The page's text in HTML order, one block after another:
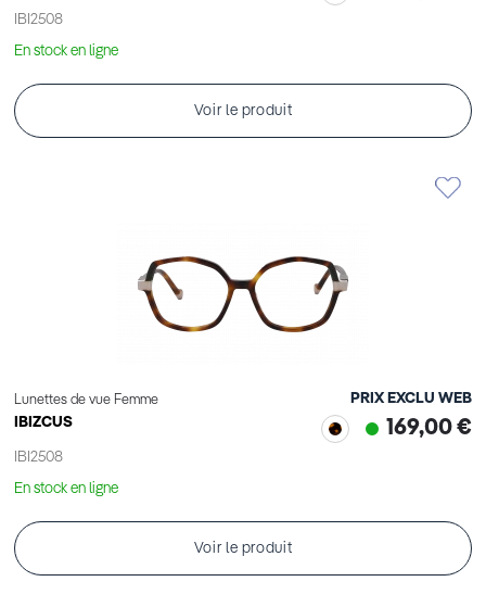
IBI2508
En stock en ligne
Voir le produit
Lunettes de vue Femme
IBIZCUS
IBI2508
PRIX EXCLU WEB
169,00 €
En stock en ligne
Voir le produit